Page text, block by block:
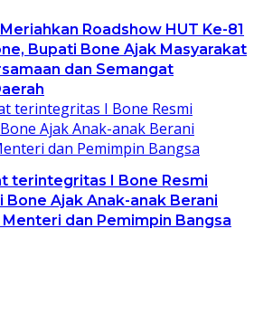
Roadshow HUT Ke-81
Bupati Bone Ajak Masyarakat
dan Semangat
terintegritas I Bone Resmi
Bone Ajak Anak-anak Berani
dan Pemimpin Bangsa